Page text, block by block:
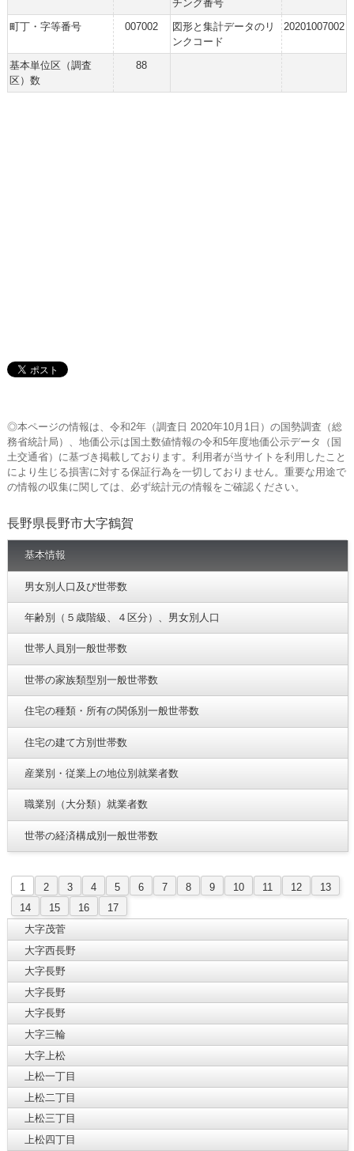
チング番号
町丁・字等番号
007002
図形と集計データのリ
ンクコード
20201007002
基本単位区（調査
区）数
88
◎本ページの情報は、令和2年（調査日 2020年10月1日）の国勢調査（総
務省統計局）、地価公示は国土数値情報の令和5年度地価公示データ（国
土交通省）に基づき掲載しております。利用者が当サイトを利用したこと
により生じる損害に対する保証行為を一切しておりません。重要な用途で
の情報の収集に関しては、必ず統計元の情報をご確認ください。
長野県長野市大字鶴賀
基本情報
男女別人口及び世帯数
年齢別（５歳階級、４区分）、男女別人口
世帯人員別一般世帯数
世帯の家族類型別一般世帯数
住宅の種類・所有の関係別一般世帯数
住宅の建て方別世帯数
産業別・従業上の地位別就業者数
職業別（大分類）就業者数
世帯の経済構成別一般世帯数
1 2 3 4 5 6 7 8 9 10 11 12
13
14
15 16
17
大字茂菅
大字西長野
大字長野
大字長野
大字長野
大字三輪
大字上松
上松一丁目
上松二丁目
上松三丁目
上松四丁目